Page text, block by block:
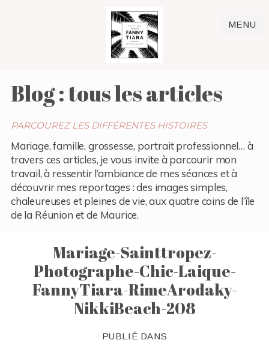
MENU
Blog : tous les articles
PARCOUREZ LES DIFFÉRENTES HISTOIRES
Mariage, famille, grossesse, portrait professionnel… à
travers ces articles, je vous invite à parcourir mon
travail, à ressentir l’ambiance de mes séances et à
découvrir mes reportages : des images simples,
chaleureuses et pleines de vie, aux quatre coins de l’île
de la Réunion et de Maurice.
Mariage-Sainttropez-
Photographe-Chic-Laique-
FannyTiara-RimeArodaky-
NikkiBeach-208
PUBLIÉ DANS